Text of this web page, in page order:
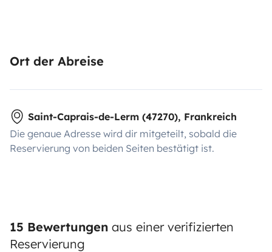
Ort der Abreise
Saint-Caprais-de-Lerm (47270), Frankreich
Die genaue Adresse wird dir mitgeteilt, sobald die
Reservierung von beiden Seiten bestätigt ist.
15 Bewertungen aus einer verifizierten
Reservierung